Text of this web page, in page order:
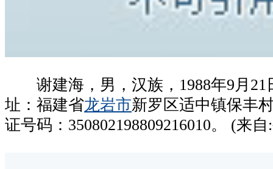
谢建海，男，汉族，1988年9月21
址：福建省龙岩市新罗区适中镇保丰
证号码：350802198809216010。 (来